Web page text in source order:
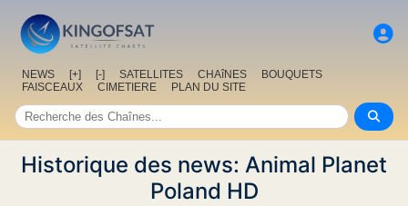
NEWS [+] [-] SATELLITES CHAîNES
BOUQUETS
FAISCEAUX
CIMETIERE PLAN DU SITE
Historique des news: Animal Planet
Poland HD